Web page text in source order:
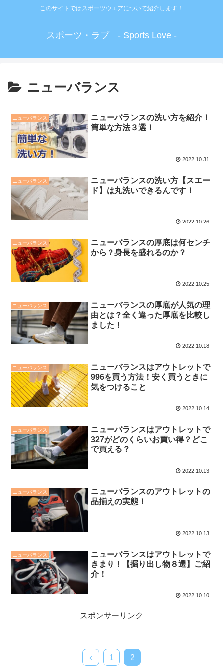
このサイトではスポーツウエアについて紹介します！
スポーツ・ラブ - Sports Love -
ニューバランス
ニューバランス
ニューバランスの洗い方を紹介！
簡単な方法３選！
2022.10.31
ニューバランス
ニューバランスの洗い方【スエー
ド】は丸洗いできるんです！
2022.10.26
ニューバランス
ニューバランスの厚底は何センチ
から？身長を盛れるのか？
2022.10.25
ニューバランス
ニューバランスの厚底が人気の理
由とは？全く違った厚底を比較し
ました！
2022.10.18
ニューバランス
ニューバランスはアウトレットで
996を買う方法！安く買うときに
気をつけること
2022.10.14
ニューバランス
ニューバランスはアウトレットで
327がどのくらいお買い得？どこ
で買える？
2022.10.13
ニューバランス
ニューバランスのアウトレットの
品揃えの実態！
2022.10.13
ニューバランス
ニューバランスはアウトレットで
きまり！【掘り出し物８選】ご紹
介！
2022.10.10
スポンサーリンク
1 2